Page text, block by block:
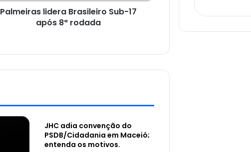
Palmeiras lidera Brasileiro Sub-17
após 8ª rodada
JHC adia convenção do
PSDB/Cidadania em Maceió;
entenda os motivos.